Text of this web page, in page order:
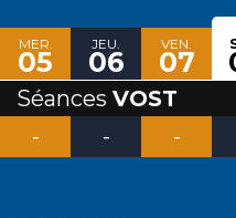
MER.
05
JEU.
06
VEN.
07
Séances VOST
-
- -